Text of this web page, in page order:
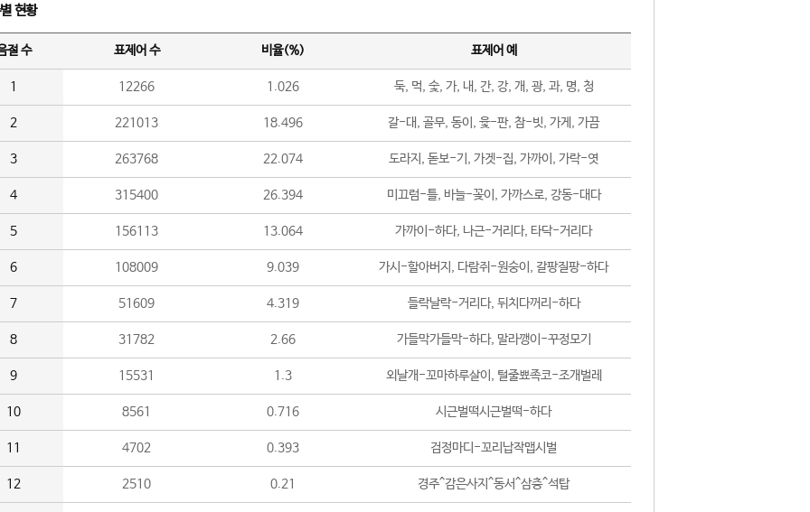
현황
절 수 표제어 수 비율(%) 표제어 예
1 12266 1.026 둑, 먹, 숯, 가, 내, 간, 강, 개, 광, 과, 명, 청
2 221013 18.496 갈-대, 골무, 동이, 윷-판, 참-빗, 가게, 가끔
3 263768 22.074 도라지, 돋보-기, 가겟-집, 가까이, 가락-엿
4 315400 26.394 미끄럼-틀, 바늘-꽂이, 가까스로, 강동-대다
5 156113 13.064 가까이-하다, 나근-거리다, 타닥-거리다
6 108009 9.039 가시-할아버지, 다람쥐-원숭이, 갈팡질팡-하다
7 51609 4.319 들락날락-거리다, 뒤치다꺼리-하다
8 31782 2.66 가들막가들막-하다, 말라깽이-꾸정모기
9 15531 1.3 외날개-꼬마하루살이, 털줄뾰족코-조개벌레
10 8561 0.716 시근벌떡시근벌떡-하다
11 4702 0.393 검정마디-꼬리납작맵시벌
12 2510 0.21 경주^감은사지^동서^삼층^석탑